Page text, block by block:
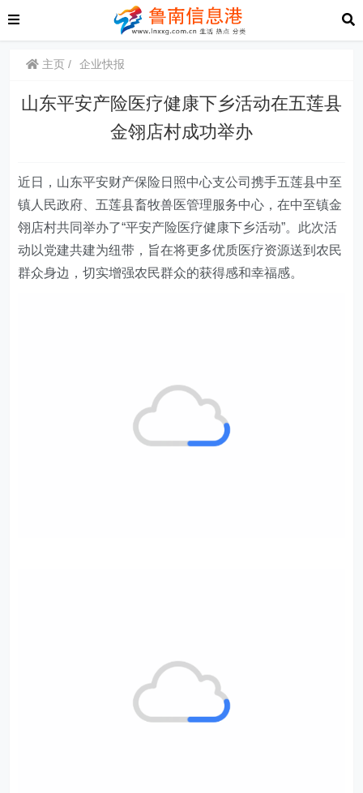
主页 企业快报
山东平安产险医疗健康下乡活动在五莲县
金翎店村成功举办
近日 ， 山东平安财产保险日照中心支公司携手五莲县中至
镇人民政府、五莲县畜牧兽医管理服务中心，在中至镇金
翎店村共同举办了“平安产险医疗健康下乡活动”。此次活
动以党建共建为纽带，旨在将更多优质医疗资源送到农民
群众身边，切实增强农民群众的获得感和幸福感。